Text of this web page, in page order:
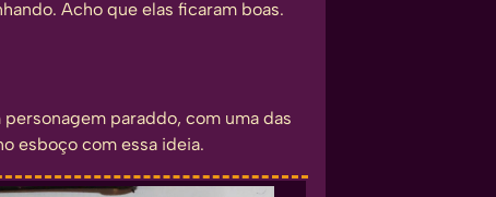
Acho que elas ficaram boas.
paraddo, com uma das
esboço com essa ideia.